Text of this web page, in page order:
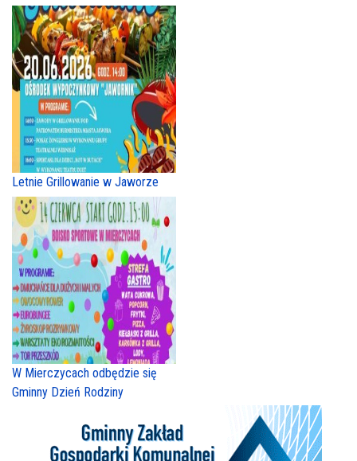
Letnie Grillowanie w Jaworze
W Mierczycach odbędzie się
Gminny Dzień Rodziny